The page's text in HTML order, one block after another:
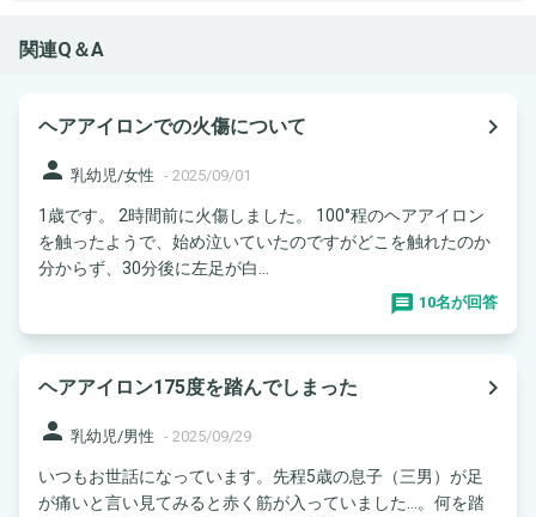
関連Q＆A
ヘアアイロンでの火傷について
navigate_next
person 乳幼児/女性 - 2025/09/01
1歳です。 2時間前に火傷しました。 100°程のヘアアイロン
を触ったようで、始め泣いていたのですがどこを触れたのか
分からず、30分後に左足が白...
10名が回答
ヘアアイロン175度を踏んでしまった
navigate_next
person 乳幼児/男性 - 2025/09/29
いつもお世話になっています。先程5歳の息子（三男）が足
が痛いと言い見てみると赤く筋が入っていました…。何を踏